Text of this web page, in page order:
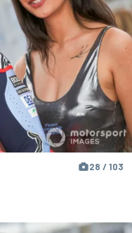
28 / 103